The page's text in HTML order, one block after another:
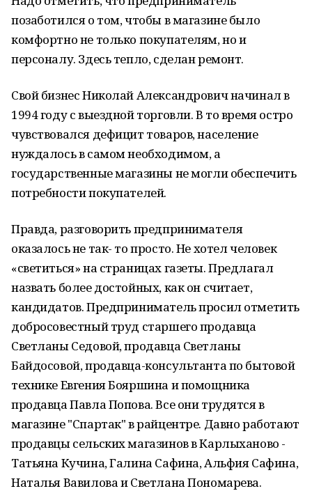
позаботился о том, чтобы в магазине было
комфортно не только покупателям, но и
персоналу. Здесь тепло, сделан ремонт.
Свой бизнес Николай Александрович начинал в
1994 году с выездной торговли. В то время остро
чувствовался дефицит товаров, население
нуждалось в самом необходимом, а
государственные магазины не могли обеспечить
потребности покупателей.
Правда, разговорить предпринимателя
оказалось не так- то просто. Не хотел человек
«светиться» на страницах газеты. Предлагал
назвать более достойных, как он считает,
кандидатов. Предприниматель просил отметить
добросовестный труд старшего продавца
Светланы Седовой, продавца Светланы
Байдосовой, продавца-консультанта по бытовой
технике Евгения Бояршина и помощника
продавца Павла Попова. Все они трудятся в
магазине "Спартак" в райцентре. Давно работают
продавцы сельских магазинов в Карлыханово -
Татьяна Кучина, Галина Сафина, Альфия Сафина,
Наталья Вавилова и Светлана Пономарева.